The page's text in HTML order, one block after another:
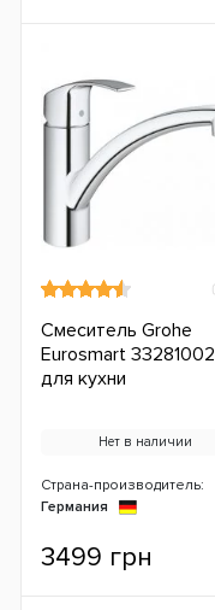
Смеситель Grohe
Eurosmart 33281002
для кухни
Нет в наличии
Страна-производитель:
Германия
3499 грн